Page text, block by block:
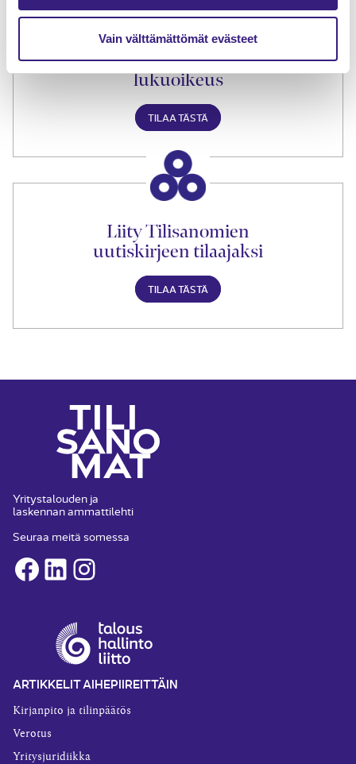
Vain välttämättömät evästeet
Tilaa Tilisanomien
lukuoikeus
TILAA TÄSTÄ
Liity Tilisanomien
uutiskirjeen tilaajaksi
TILAA TÄSTÄ
Yritystalouden ja
laskennan ammattilehti
Seuraa meitä somessa
Facebook
LinkedInInstagram
ARTIKKELIT AIHEPIIREITTÄIN
Kirjanpito ja tilinpäätös
Verotus
Yritysjuridiikka